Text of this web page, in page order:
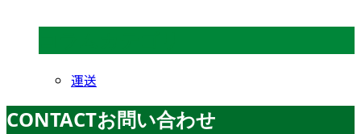
運送
CONTACTお問い合わせ